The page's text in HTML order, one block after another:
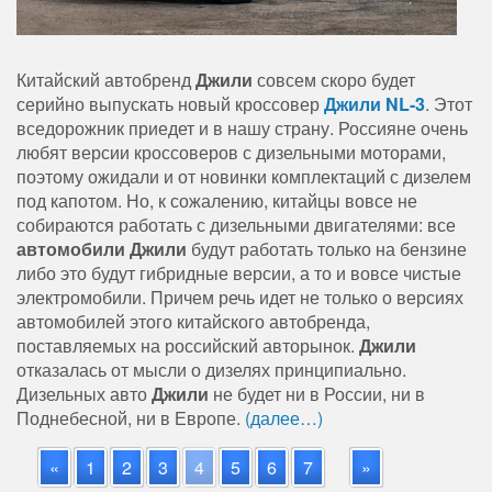
Китайский автобрендДжили совсем скоро будет
серийно выпускать новый кроссоверДжили NL-3. Этот
вседорожник приедет и в нашу страну. Россияне очень
любят версии кроссоверов с дизельными моторами,
поэтому ожидали и от новинки комплектаций с дизелем
под капотом. Но, к сожалению, китайцы вовсе не
собираются работать с дизельными двигателями: все
автомобили Джили будут работать только на бензине
либо это будут гибридные версии, а то и вовсе чистые
электромобили. Причем речь идет не только о версиях
автомобилей этого китайского автобренда,
поставляемых на российский авторынок. Джили
отказалась от мысли о дизелях принципиально.
Дизельных автоДжили не будет ни в России, ни в
Поднебесной, ни в Европе. (далее…)
«
1 2 3 4 5 6 7
»